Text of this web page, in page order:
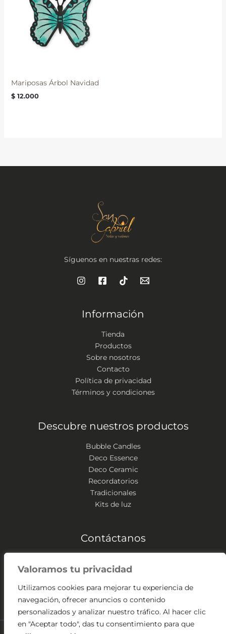
Valoramos tu privacidad
Utilizamos cookies para mejorar tu experiencia de
navegación, ofrecer anuncios o contenido
personalizados y analizar nuestro tráfico. Al hacer clic
en "Aceptar todo", das tu consentimiento para que
Mariposas Árbol Navidad
$12.000
Síguenos en nuestras redes:
Información
Tienda
Productos
Sobre nosotros
Contacto
Política de privacidad
Términos y condiciones
Descubre nuestros productos
Bubble Candles
Deco Essence
Deco Ceramic
Recordatorios
Tradicionales
Kits de luz
Contáctanos
(+57) 304 541 2307